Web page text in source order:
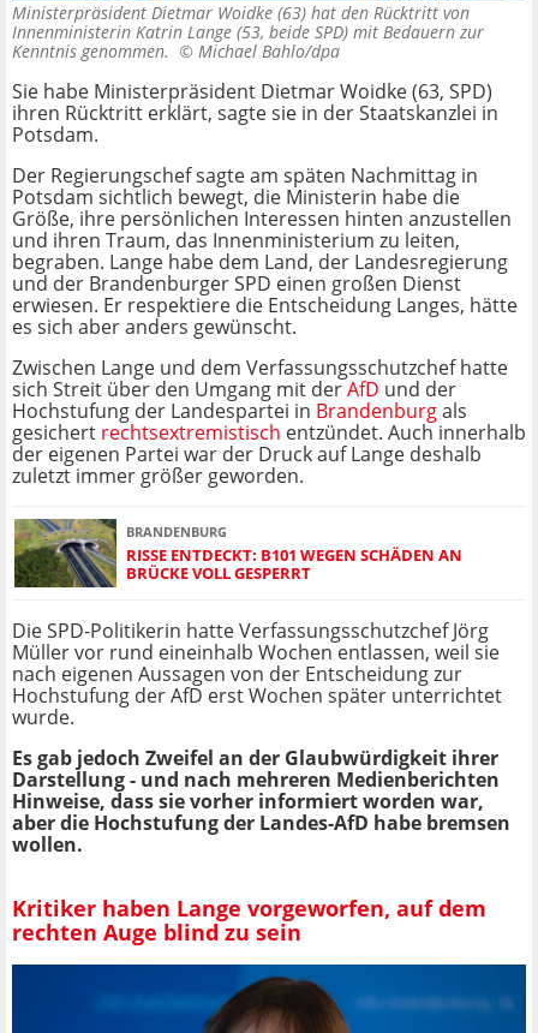
Ministerpräsident Dietmar Woidke (63) hat den Rücktritt von
Innenministerin Katrin Lange (53, beide SPD) mit Bedauern zur
Kenntnis genommen. © Michael Bahlo/dpa
Sie habe Ministerpräsident Dietmar Woidke (63, SPD)
ihren Rücktritt erklärt, sagte sie in der Staatskanzlei in
Potsdam.
Der Regierungschef sagte am späten Nachmittag in
Potsdam sichtlich bewegt, die Ministerin habe die
Größe, ihre persönlichen Interessen hinten anzustellen
und ihren Traum, das Innenministerium zu leiten,
begraben. Lange habe dem Land, der Landesregierung
und der Brandenburger SPD einen großen Dienst
erwiesen. Er respektiere die Entscheidung Langes, hätte
es sich aber anders gewünscht.
Zwischen Lange und dem Verfassungsschutzchef hatte
sich Streit über den Umgang mit derAfD und der
Hochstufung der Landespartei in Brandenburgals
gesichert rechtsextremistisch entzündet. Auch innerhalb
der eigenen Partei war der Druck auf Lange deshalb
zuletzt immer größer geworden.
BRANDENBURG
RISSE ENTDECKT: B101 WEGEN SCHÄDEN AN
BRÜCKE VOLL GESPERRT
Die SPD-Politikerin hatte Verfassungsschutzchef Jörg
Müller vor rund eineinhalb Wochen entlassen, weil sie
nach eigenen Aussagen von der Entscheidung zur
Hochstufung der AfD erst Wochen später unterrichtet
wurde.
Es gab jedoch Zweifel an der Glaubwürdigkeit ihrer
Darstellung - und nach mehreren Medienberichten
Hinweise, dass sie vorher informiert worden war,
aber die Hochstufung der Landes-AfD habe bremsen
wollen.
Kritiker haben Lange vorgeworfen, auf dem
rechten Auge blind zu sein